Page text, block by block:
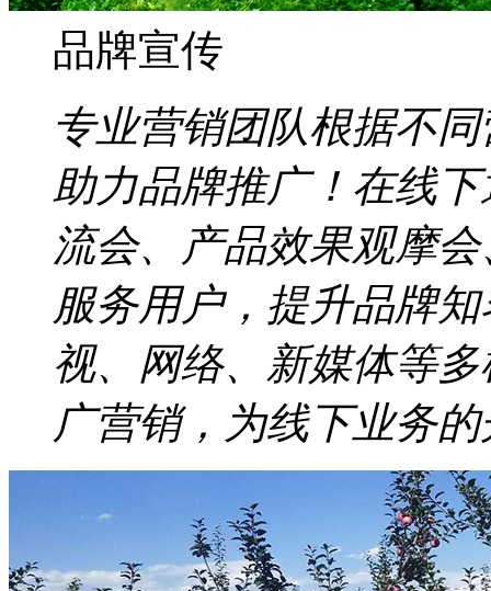
品牌宣传
专业营销团队根据不
助力品牌推广！在线
流会、产品效果观摩
服务用户，提升品牌
视、网络、新媒体等
广营销，为线下业务